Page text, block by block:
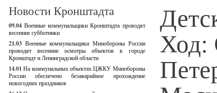
Новости Кронштадта
09.04 Военные коммунальщики Кронштадта проводят
весенние субботники
21.03 Военные коммунальщики Минобороны России
проводят весенние осмотры объектов в городе
Кронштадт и Ленинградской области
14.01 На коммунальных объектах ЦЖКУ Минобороны
России обеспечено безаварийное прохождение
новогодних праздников
Ход: